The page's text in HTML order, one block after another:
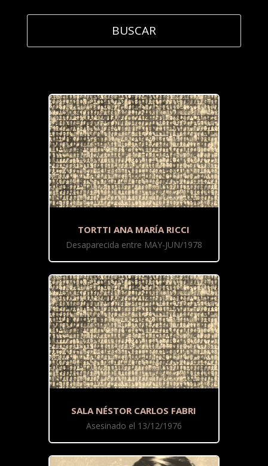
TORTTI ANA MARÍA RICCI
Desaparecida entre MAY-JUN/1978
SALA NÉSTOR CARLOS FABRI
Asesinado el 13/12/1976